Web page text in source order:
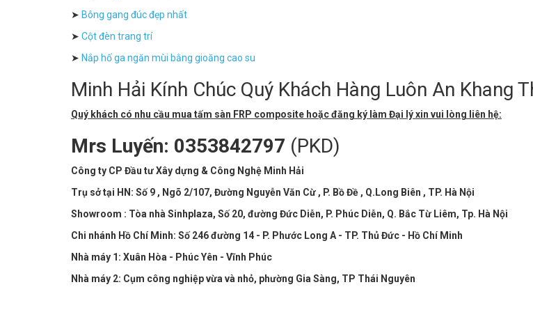
➤ Bông gang đúc đẹp nhất
➤ Cột đèn trang trí
➤ Nắp hố ga ngăn mùi bằng gioăng cao su
Minh Hải Kính Chúc Quý Khách Hàng Luôn An Khang
Quý khách có nhu cầu mua tấm sàn FRP composite hoặc đăng ký làm Đại lý xin vui lòng liên hệ:
Mrs Luyến: 0353842797 (PKD)
Công ty CP Đầu tư Xây dựng & Công Nghệ Minh Hải
Trụ sở tại HN: Số 9 , Ngõ 2/107, Đường Nguyễn Văn Cừ , P. Bồ Đề , Q.Long Biên , TP. Hà Nội
Showroom : Tòa nhà Sinhplaza, Số 20, đường Đức Diễn, P. Phúc Diễn, Q. Bắc Từ Liêm, Tp. Hà Nội
Chi nhánh Hồ Chí Minh: Số 246 đường 14 - P. Phước Long A - TP. Thủ Đức - Hồ Chí Minh
Nhà máy 1: Xuân Hòa - Phúc Yên - Vĩnh Phúc
Nhà máy 2: Cụm công nghiệp vừa và nhỏ, phường Gia Sàng, TP Thái Nguyên